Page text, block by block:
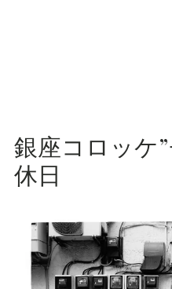
銀座コロッケ
休日